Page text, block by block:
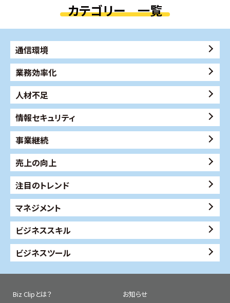
カテゴリー 一覧
通信環境
業務効率化
人材不足
情報セキュリティ
事業継続
売上の向上
注目のトレンド
マネジメント
ビジネススキル
ビジネスツール
Biz Clipとは？ お知らせ